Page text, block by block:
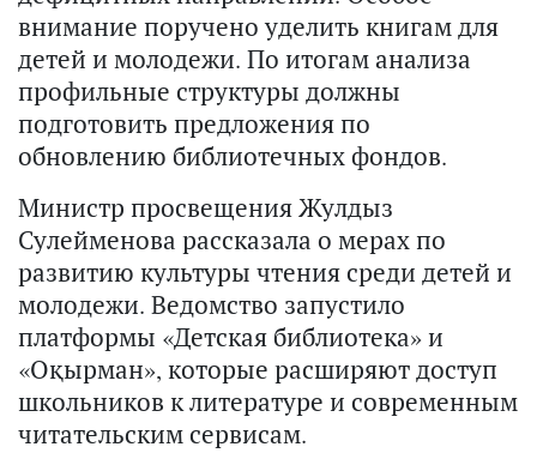
внимание поручено уделить книгам для
детей и молодежи. По итогам анализа
профильные структуры должны
подготовить предложения по
обновлению библиотечных фондов.
Министр просвещения Жулдыз
Сулейменова рассказала о мерах по
развитию культуры чтения среди детей и
молодежи. Ведомство запустило
платформы «Детская библиотека» и
«Оқырман», которые расширяют доступ
школьников к литературе и современным
читательским сервисам.